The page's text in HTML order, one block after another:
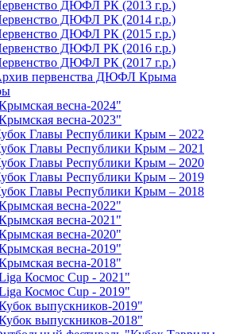
ДЮФЛ РК (2013 г.р.)
ДЮФЛ РК (2014 г.р.)
ДЮФЛ РК (2015 г.р.)
ДЮФЛ РК (2016 г.р.)
ДЮФЛ РК (2017 г.р.)
первенства ДЮФЛ Крыма
весна-2024"
весна-2023"
Главы Республики Крым – 2022
Главы Республики Крым – 2021
Главы Республики Крым – 2020
Главы Республики Крым – 2019
Главы Республики Крым – 2018
весна-2022"
весна-2021"
весна-2020"
весна-2019"
весна-2018"
Космос Cup - 2021"
Космос Cup - 2019"
выпускников-2019"
выпускников-2018"